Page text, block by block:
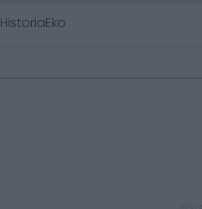
HistoriaEko